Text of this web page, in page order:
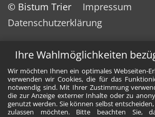
Ihre Wahlmöglichkeiten
Wir möchten Ihnen ein optimales Webseiten-
verwenden wir Cookies, die für das
notwendig sind. Mit Ihrer Zustimmung
die zur Anzeige externer Inhalte oder zu
genutzt werden. Sie können selbst
zulassen möchten. Bitte beachten Sie,
© Bistum Trier
Impressum
Datenschutzerklärung